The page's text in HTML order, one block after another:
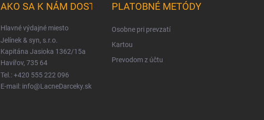
AKO SA K NÁM DOSTANETE
Hlavné výdajné miesto
Jelínek & syn, s.r.o.
Kapitána Jasioka 1362/15a
Havířov, 735 64
Tel.: +420 555 222 096
E-mail: info@LacneDarceky.sk
PLATOBNÉ METÓDY
Osobne pri prevzatí
Kartou
Prevodom z účtu